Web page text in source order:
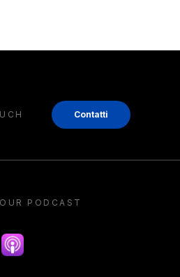
Contatti
PODCAST
Apple podcast